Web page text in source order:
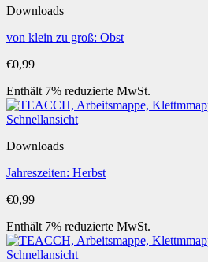
Downloads
von klein zu groß: Obst
€0,99
Enthält 7% reduzierte MwSt.
Schnellansicht
Downloads
Jahreszeiten: Herbst
€0,99
Enthält 7% reduzierte MwSt.
Schnellansicht